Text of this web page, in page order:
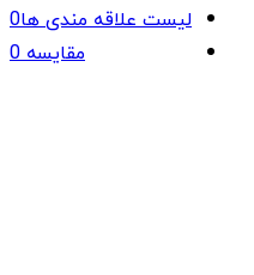
لیست علاقه مندی ها0
مقایسه0